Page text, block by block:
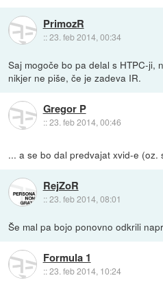
PrimozR
::23. feb 2014, 00:34
Saj mogoče bo pa delal s HTPC-ji,
nikjer ne piše, če je zadeva IR.
Gregor P
::23. feb 2014, 00:46
... a se bo dal predvajat xvid-e
RejZoR
::23. feb 2014, 08:01
Še mal pa bojo ponovno odkrili
Formula 1
::23. feb 2014, 10:24